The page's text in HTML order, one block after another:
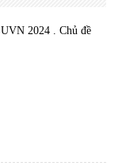
2024 . Chủ đề